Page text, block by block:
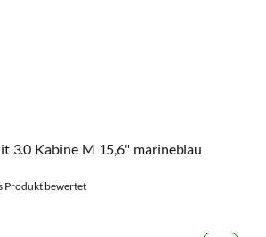
3.0 Kabine M 15,6" marineblau
Produkt bewertet